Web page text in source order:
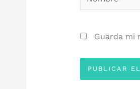
Guarda mi